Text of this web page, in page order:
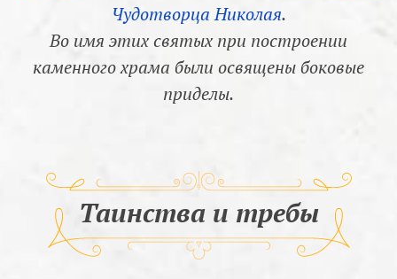
Чудотворца Николая.
Во имя этих святых при построении
каменного храма были освящены боковые
приделы.
Таинства и требы